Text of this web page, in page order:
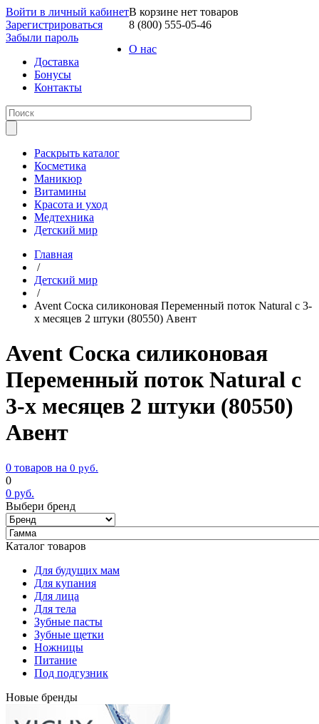
Войти в личный кабинет
Зарегистрироваться
Забыли пароль
В корзине нет товаров
8 (800) 555-05-46
О нас
Доставка
Бонусы
Контакты
Раскрыть каталог
Косметика
Маникюр
Витамины
Красота и уход
Медтехника
Детский мир
Главная
/
Детский мир
/
Avent Соска силиконовая Переменный поток Natural с 3-
х месяцев 2 штуки (80550) Авент
Avent Соска силиконовая
Переменный поток Natural с
3-х месяцев 2 штуки (80550)
Авент
0 товаров на 0 руб.
0
0 руб.
Выбери бренд
Каталог товаров
Для будущих мам
Для купания
Для лица
Для тела
Зубные пасты
Зубные щетки
Ножницы
Питание
Под подгузник
Новые бренды